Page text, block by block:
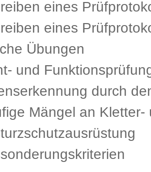
eines
eines
Übungen
und
durch
Mängel an